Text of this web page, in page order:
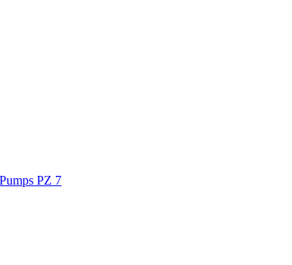
PZ 7